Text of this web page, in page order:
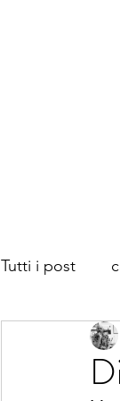
Tutti i post
trompe